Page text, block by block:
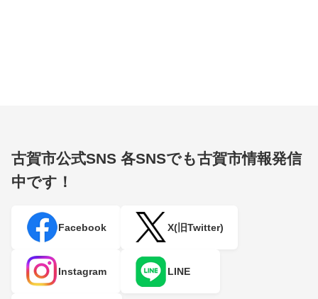
古賀市公式SNS 各SNSでも古賀市情報発信
中です！
Facebook X(旧Twitter)
Instagram LINE